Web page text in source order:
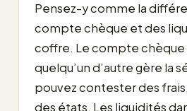
Pensez-y comme la
compte chèque et des
coffre. Le compte chèque
quelqu’un d’autre gère la
pouvez contester des
des états. Les liquidités